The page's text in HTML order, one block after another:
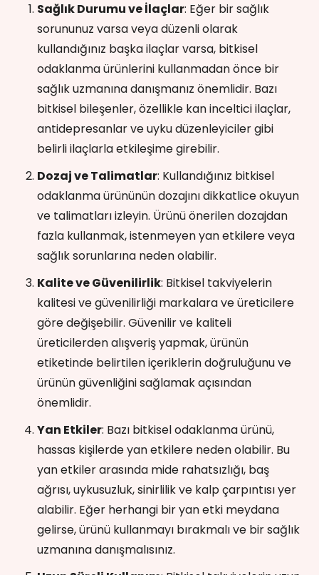
Sağlık Durumu ve İlaçlar: Eğer bir sağlık
sorununuz varsa veya düzenli olarak
kullandığınız başka ilaçlar varsa, bitkisel
odaklanma ürünlerini kullanmadan önce bir
sağlık uzmanına danışmanız önemlidir. Bazı
bitkisel bileşenler, özellikle kan inceltici ilaçlar,
antidepresanlar ve uyku düzenleyiciler gibi
belirli ilaçlarla etkileşime girebilir.
Dozaj ve Talimatlar: Kullandığınız bitkisel
odaklanma ürününün dozajını dikkatlice okuyun
ve talimatları izleyin. Ürünü önerilen dozajdan
fazla kullanmak, istenmeyen yan etkilere veya
sağlık sorunlarına neden olabilir.
Kalite ve Güvenilirlik: Bitkisel takviyelerin
kalitesi ve güvenilirliği markalara ve üreticilere
göre değişebilir. Güvenilir ve kaliteli
üreticilerden alışveriş yapmak, ürünün
etiketinde belirtilen içeriklerin doğruluğunu ve
ürünün güvenliğini sağlamak açısından
önemlidir.
Yan Etkiler: Bazı bitkisel odaklanma ürünü,
hassas kişilerde yan etkilere neden olabilir. Bu
yan etkiler arasında mide rahatsızlığı, baş
ağrısı, uykusuzluk, sinirlilik ve kalp çarpıntısı yer
alabilir. Eğer herhangi bir yan etki meydana
gelirse, ürünü kullanmayı bırakmalı ve bir sağlık
uzmanına danışmalısınız.